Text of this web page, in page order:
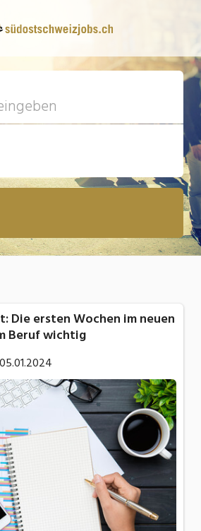
Die ersten Wochen im neuen
Beruf wichtig
05.01.2024